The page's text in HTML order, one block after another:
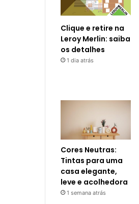
Clique e retire na
Leroy Merlin: saiba
os detalhes
1 dia atrás
Cores Neutras:
Tintas para uma
casa elegante,
leve e acolhedora
1 semana atrás